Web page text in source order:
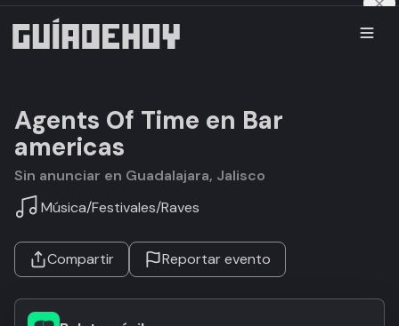
Agents Of Time en Bar
americas
Sin anunciar en Guadalajara, Jalisco
Música/Festivales/Raves
Compartir Reportar evento